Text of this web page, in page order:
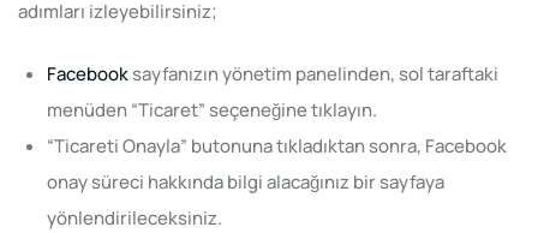
adımları izleyebilirsiniz;
Facebooksayfanızın yönetim panelinden, sol taraftaki
menüden “Ticaret” seçeneğine tıklayın.
“Ticareti Onayla” butonuna tıkladıktan sonra, Facebook
onay süreci hakkında bilgi alacağınız bir sayfaya
yönlendirileceksiniz.